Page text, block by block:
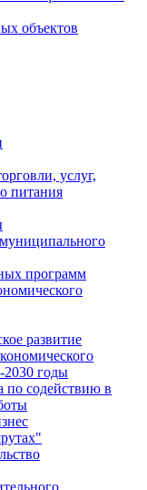
объектов
услуг,
питания
программ
развитие
годы
по содействию в